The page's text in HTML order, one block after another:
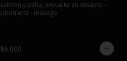
salmon y palta, envuelto en sésamo -
ciboulette - masago
$6.000